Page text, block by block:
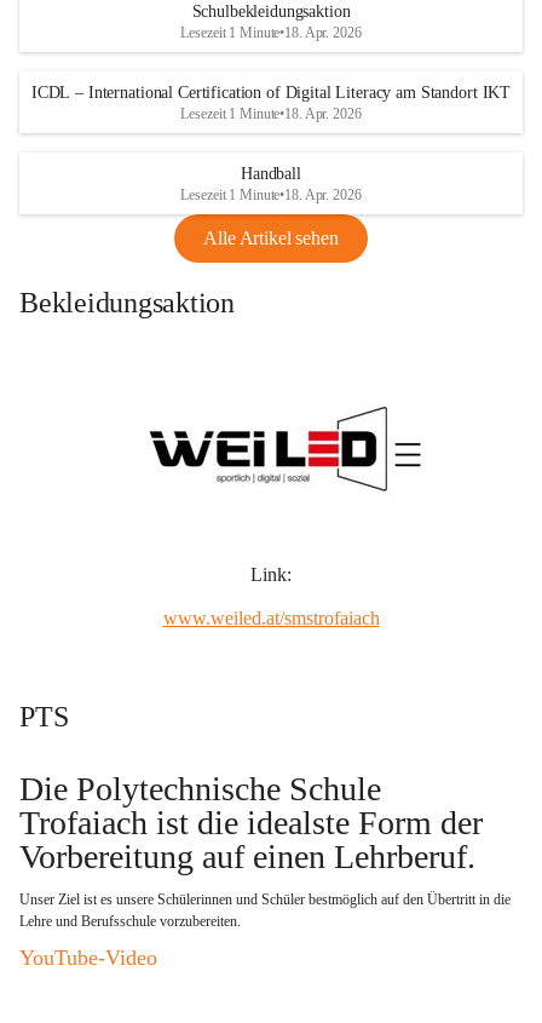
Schulbekleidungsaktion
Lesezeit 1 Minute•18. Apr. 2026
ICDL – International Certification of Digital Literacy am Standort IKT
Lesezeit 1 Minute•18. Apr. 2026
Handball
Lesezeit 1 Minute•18. Apr. 2026
Alle Artikel sehen
Bekleidungsaktion
Link:
www.weiled.at/smstrofaiach
PTS
Die Polytechnische Schule
Trofaiach ist die idealste Form der
Vorbereitung auf einen Lehrberuf.
Unser Ziel ist es unsere Schülerinnen und Schüler bestmöglich auf den Übertritt in die
Lehre und Berufsschule vorzubereiten.
YouTube-Video